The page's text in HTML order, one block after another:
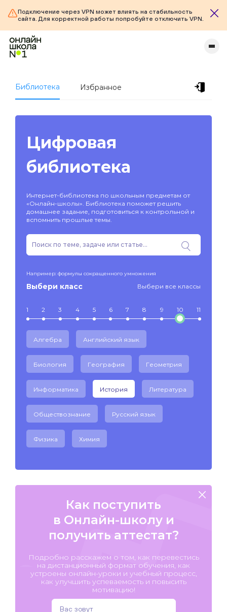
Подключение через VPN может влиять на стабильность
сайта. Для корректной работы попробуйте отключить VPN.
Библиотека Избранное
Цифровая
библиотека
Интернет-библиотека по школьным предметам от
«Онлайн-школы». Библиотека поможет решить
домашнее задание, подготовиться к контрольной и
вспомнить прошлые темы.
Например: формулы сокращенного умножения
Выбери класс Выбери все классы
1 2 3 4 5 6 7 8 9 10 11
Алгебра Английский язык
Биология География Геометрия
Информатика История Литература
Обществознание Русский язык
Физика Химия
Как поступить
в Онлайн-школу и
получить аттестат?
Подробно расскажем о том, как перевестись
на дистанционный формат обучения, как
устроены онлайн-уроки и учебный процесс,
как улучшить успеваемость и повысить
мотивацию!